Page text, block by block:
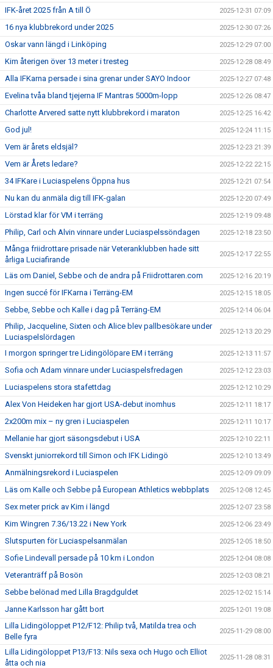
IFK-året 2025 från A till Ö 2025-12-31 07:09
16 nya klubbrekord under 2025 2025-12-30 07:26
Oskar vann längd i Linköping 2025-12-29 07:00
Kim återigen över 13 meter i tresteg 2025-12-28 08:49
Alla IFKarna persade i sina grenar under SAYO Indoor 2025-12-27 07:48
Evelina tvåa bland tjejerna IF Mantras 5000m-lopp 2025-12-26 08:47
Charlotte Arvered satte nytt klubbrekord i maraton 2025-12-25 16:42
God jul! 2025-12-24 11:15
Vem är årets eldsjäl? 2025-12-23 21:39
Vem är Årets ledare? 2025-12-22 22:15
34 IFKare i Luciaspelens Öppna hus 2025-12-21 07:54
Nu kan du anmäla dig till IFK-galan 2025-12-20 07:49
Lörstad klar för VM i terräng 2025-12-19 09:48
Philip, Carl och Alvin vinnare under Luciaspelssöndagen 2025-12-18 23:50
Många friidrottare prisade när Veteranklubben hade sitt
årliga Luciafirande
2025-12-17 22:55
Läs om Daniel, Sebbe och de andra på Friidrottaren.com 2025-12-16 20:19
Ingen succé för IFKarna i Terräng-EM 2025-12-15 18:05
Sebbe, Sebbe och Kalle i dag på Terräng-EM 2025-12-14 06:04
Philip, Jacqueline, Sixten och Alice blev pallbesökare under
Luciaspelslördagen
2025-12-13 20:29
I morgon springer tre Lidingölöpare EM i terräng 2025-12-13 11:57
Sofia och Adam vinnare under Luciaspelsfredagen 2025-12-12 23:03
Luciaspelens stora stafettdag 2025-12-12 10:29
Alex Von Heideken har gjort USA-debut inomhus 2025-12-11 18:17
2x200m mix – ny gren i Luciaspelen 2025-12-11 10:17
Mellanie har gjort säsongsdebut i USA 2025-12-10 22:11
Svenskt juniorrekord till Simon och IFK Lidingö 2025-12-10 13:49
Anmälningsrekord i Luciaspelen 2025-12-09 09:09
Läs om Kalle och Sebbe på European Athletics webbplats 2025-12-08 12:45
Sex meter prick av Kim i längd 2025-12-07 23:58
Kim Wingren 7.36/13.22 i New York 2025-12-06 23:49
Slutspurten för Luciaspelsanmälan 2025-12-05 18:50
Sofie Lindevall persade på 10 km i London 2025-12-04 08:08
Veteranträff på Bosön 2025-12-03 08:21
Sebbe belönad med Lilla Bragdguldet 2025-12-02 15:14
Janne Karlsson har gått bort 2025-12-01 19:08
Lilla Lidingöloppet P12/F12: Philip två, Matilda trea och
Belle fyra
2025-11-29 08:00
Lilla Lidingöloppet P13/F13: Nils sexa och Hugo och Elliot
åtta och nia
2025-11-28 08:31